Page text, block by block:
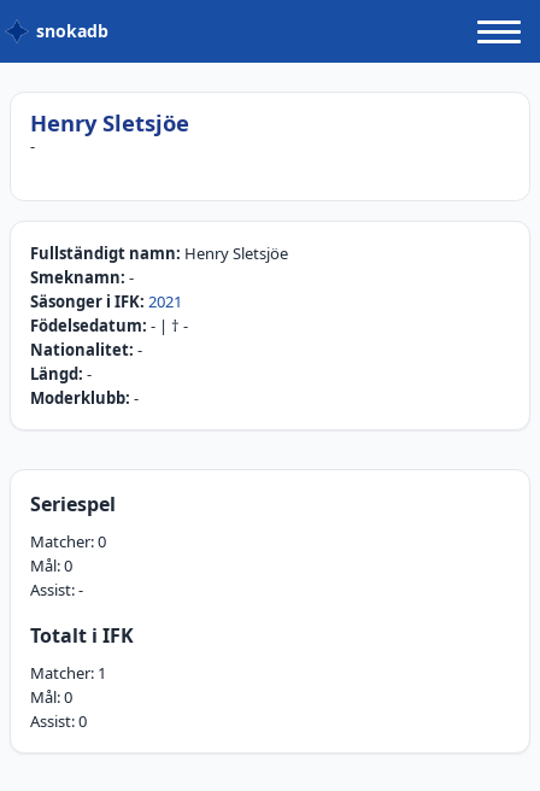
snokadb
Henry Sletsjöe
-
Fullständigt namn: Henry Sletsjöe
Smeknamn: -
Säsonger i IFK: 2021
Födelsedatum: - | † -
Nationalitet: -
Längd: -
Moderklubb: -
Seriespel
Matcher:0
Mål:0
Assist:-
Totalt i IFK
Matcher: 1
Mål:0
Assist:0